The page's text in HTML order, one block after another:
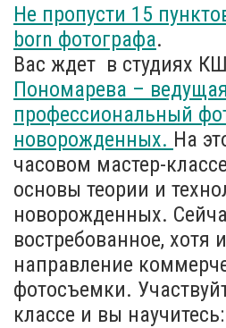
Не пропусти 15
born фотографа.
Вас ждет в студиях
Пономарева –
профессиональный
новорожденных. На
часовом мастер-
основы теории и
новорожденных.
востребованное, хотя
направление
фотосъемки.
классе и вы научитесь: